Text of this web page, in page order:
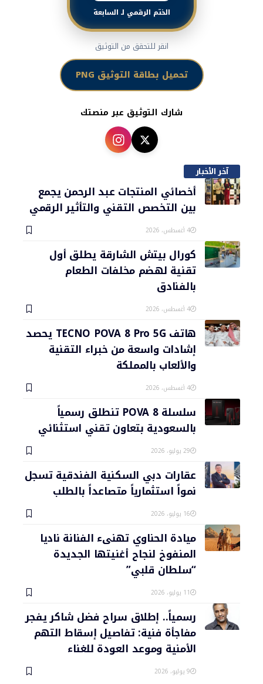
الختم الرقمي لـ السابعة
انقر للتحقق من التوثيق
تحميل بطاقة التوثيق PNG
شارك التوثيق عبر منصتك
آخر الأخبار
أخصائي المنتجات عبد الرحمن يجمع
بين التخصص التقني والتأثير الرقمي
4 أغسطس، 2026
كورال بيتش الشارقة يطلق أول
تقنية لهضم مخلفات الطعام
بالفنادق
4 أغسطس، 2026
هاتف TECNO POVA 8 Pro 5G يحصد
إشادات واسعة من خبراء التقنية
والألعاب بالمملكة
4 أغسطس، 2026
سلسلة POVA 8 تنطلق رسمياً
بالسعودية بتعاون تقني استثنائي
29 يوليو، 2026
عقارات دبي السكنية الفندقية تسجل
نمواً استثمارياً متصاعداً بالطلب
16 يوليو، 2026
ميادة الحناوي تهنىء الفنانة ناديا
المنفوخ لنجاح أغنيتها الجديدة
“سلطان قلبي”
11 يوليو، 2026
رسمياً.. إطلاق سراح فضل شاكر يفجر
مفاجأة فنية: تفاصيل إسقاط التهم
الأمنية وموعد العودة للغناء
9 يوليو، 2026